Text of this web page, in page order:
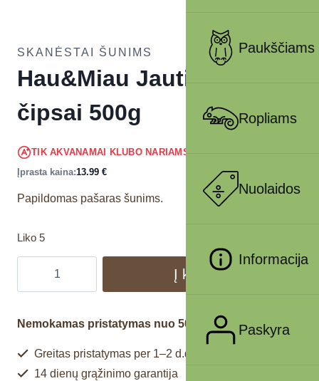
Paukščiams
Ropliams
Nuolaidos
Informacija
Paskyra
SKANĖSTAI ŠUNIMS
Hau&Miau Jautienos
čipsai 500g
TIK AKVANAMAI KLUBO NARIAMS
Įprasta kaina:13.99 €
Papildomas pašaras šunims.
Liko 5
Į krepšelį
Nemokamas pristatymas nuo 50€
Greitas pristatymas per 1–2 d.d.
14 dienų grąžinimo garantija